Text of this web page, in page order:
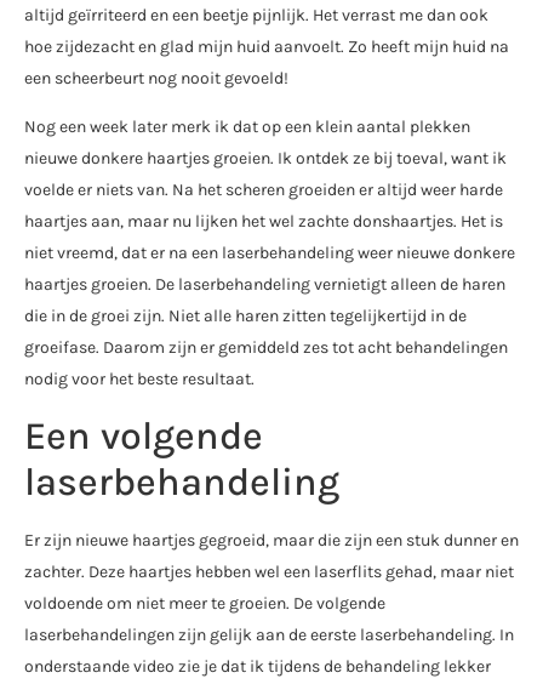
altijd geïrriteerd en een beetje pijnlijk. Het verrast me dan ook
hoe zijdezacht en glad mijn huid aanvoelt. Zo heeft mijn huid na
een scheerbeurt nog nooit gevoeld!
Nog een week later merk ik dat op een klein aantal plekken
nieuwe donkere haartjes groeien. Ik ontdek ze bij toeval, want ik
voelde er niets van. Na het scheren groeiden er altijd weer harde
haartjes aan, maar nu lijken het wel zachte donshaartjes. Het is
niet vreemd, dat er na een laserbehandeling weer nieuwe donkere
haartjes groeien. De laserbehandeling vernietigt alleen de haren
die in de groei zijn. Niet alle haren zitten tegelijkertijd in de
groeifase. Daarom zijn er gemiddeld zes tot acht behandelingen
nodig voor het beste resultaat.
Een volgende
laserbehandeling
Er zijn nieuwe haartjes gegroeid, maar die zijn een stuk dunner en
zachter. Deze haartjes hebben wel een laserflits gehad, maar niet
voldoende om niet meer te groeien. De volgende
laserbehandelingen zijn gelijk aan de eerste laserbehandeling. In
onderstaande video zie je dat ik tijdens de behandeling lekker